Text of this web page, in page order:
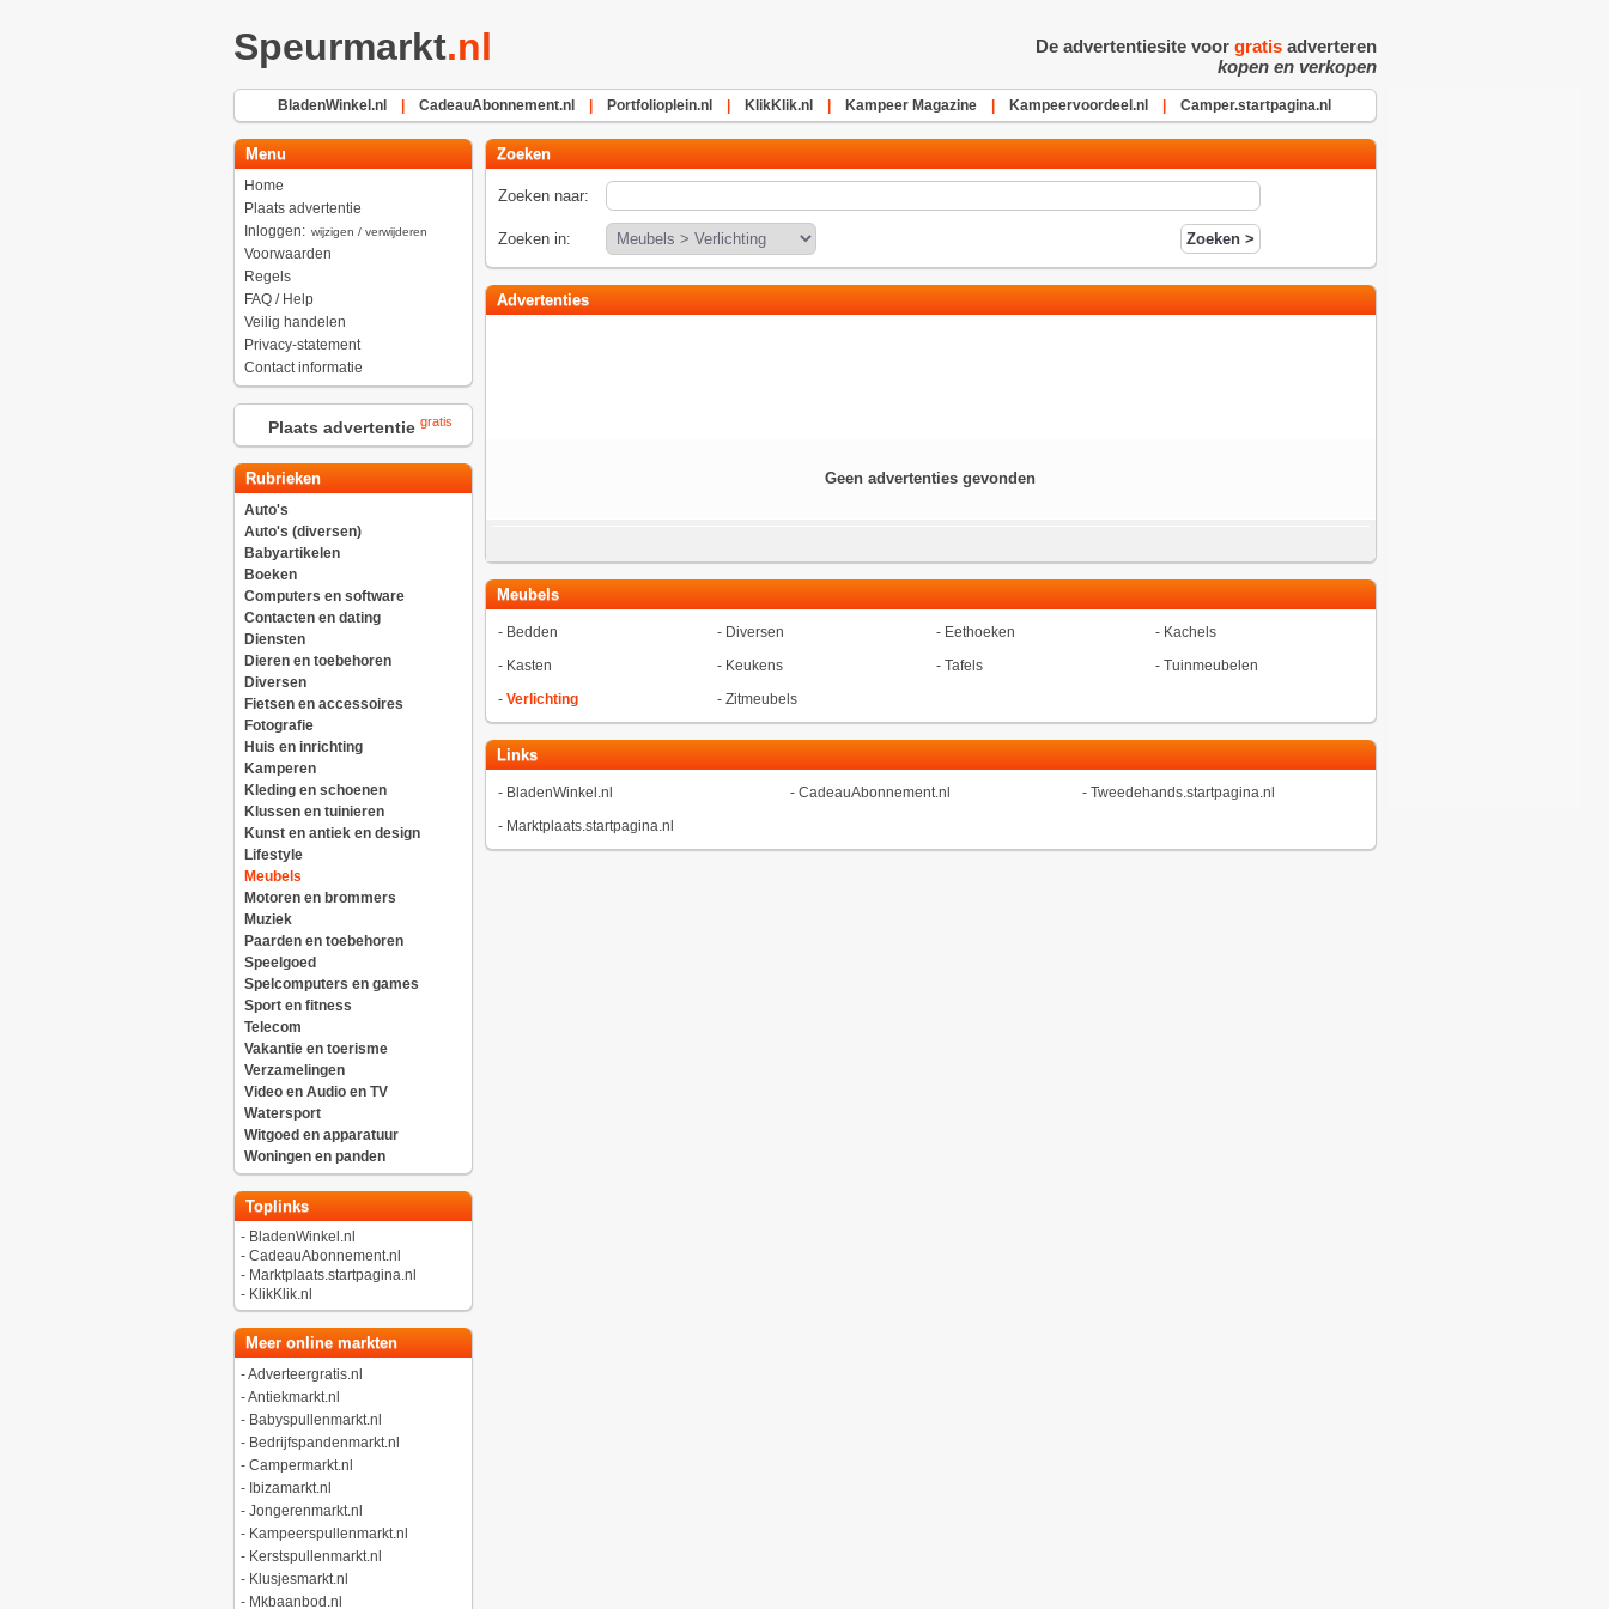
Speurmarkt.nl De advertentiesite voor gratisadverteren
kopen en verkopen
BladenWinkel.nl CadeauAbonnement.nl Portfolioplein.nl KlikKlik.nl Kampeer Magazine Kampeervoordeel.nl Camper.startpagina.nl
Menu
Home
Plaats advertentie
Inloggen: wijzigen / verwijderen
Voorwaarden
Regels
FAQ / Help
Veilig handelen
Privacy-statement
Contact informatie
Plaats advertentie gratis
Rubrieken
Auto's
Auto's (diversen)
Babyartikelen
Boeken
Computers en software
Contacten en dating
Diensten
Dieren en toebehoren
Diversen
Fietsen en accessoires
Fotografie
Huis en inrichting
Kamperen
Kleding en schoenen
Klussen en tuinieren
Kunst en antiek en design
Lifestyle
Meubels
Motoren en brommers
Muziek
Paarden en toebehoren
Speelgoed
Spelcomputers en games
Sport en fitness
Telecom
Vakantie en toerisme
Verzamelingen
Video en Audio en TV
Watersport
Witgoed en apparatuur
Woningen en panden
Toplinks
- BladenWinkel.nl
- CadeauAbonnement.nl
- Marktplaats.startpagina.nl
- KlikKlik.nl
Meer online markten
-Adverteergratis.nl
-Antiekmarkt.nl
- Babyspullenmarkt.nl
- Bedrijfspandenmarkt.nl
- Campermarkt.nl
- Ibizamarkt.nl
- Jongerenmarkt.nl
- Kampeerspullenmarkt.nl
- Kerstspullenmarkt.nl
- Klusjesmarkt.nl
- Mkbaanbod.nl
Zoeken
Zoeken naar:
Zoeken in:
Advertenties
Geen advertenties gevonden
Meubels
- Bedden - Diversen - Eethoeken - Kachels
- Kasten - Keukens - Tafels - Tuinmeubelen
- Verlichting - Zitmeubels
Links
- BladenWinkel.nl - CadeauAbonnement.nl - Tweedehands.startpagina.nl
- Marktplaats.startpagina.nl